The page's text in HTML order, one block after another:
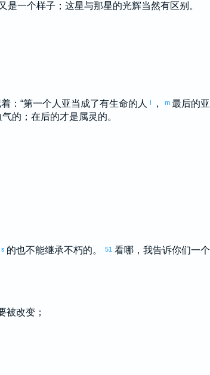
一个样子；这星与那星的光辉当然有区别。
：“第一个人 亚当 成了有生命的人 l ， m 最后的亚
的；在后的才是属灵的。
s 的也不能继承不朽的。 51 看哪，我告诉你们一个
被改变；